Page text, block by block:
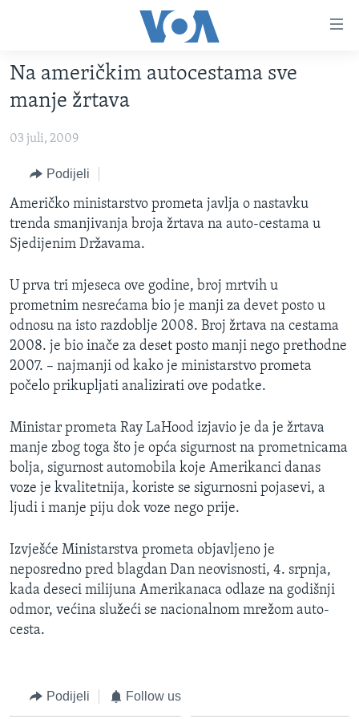
glavni
sadržaj
na
navigaciju
Idi
na
pretragu
VIDEO
FOTOGRAFIJE DANA
VIJESTI
SJEDINJENE AMERIČKE DRŽAVE
BOSNA I HERCEGOVINA
NAUKA I TEHNOLOGIJA
SPECIJALNI PROJEKTI
SLOBODA MEDIJA
ŽENSKA STRANA
IZBJEGLIČKA STRANA
MAGAZIN
Learning English
PRATITE NAS
Jezici
Na američkim autocestama sve
manje žrtava
03 juli, 2009
Podijeli
Američko ministarstvo prometa javlja o nastavku
trenda smanjivanja broja žrtava na auto-cestama u
Sjedijenim Državama.
U prva tri mjeseca ove godine, broj mrtvih u
prometnim nesrećama bio je manji za devet posto u
odnosu na isto razdoblje 2008. Broj žrtava na cestama
2008. je bio inače za deset posto manji nego prethodne
2007. – najmanji od kako je ministarstvo prometa
počelo prikupljati analizirati ove podatke.
Ministar prometa Ray LaHood izjavio je da je žrtava
manje zbog toga što je opća sigurnost na prometnicama
bolja, sigurnost automobila koje Amerikanci danas
voze je kvalitetnija, koriste se sigurnosni pojasevi, a
ljudi i manje piju dok voze nego prije.
Izvješće Ministarstva prometa objavljeno je
neposredno pred blagdan Dan neovisnosti, 4. srpnja,
kada deseci milijuna Amerikanaca odlaze na godišnji
odmor, većina služeći se nacionalnom mrežom auto-
cesta.
Podijeli Follow us